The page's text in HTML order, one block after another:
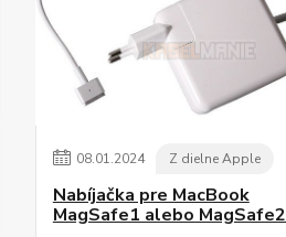
08.01.2024 Z dielne Apple
Nabíjačka pre MacBook
MagSafe1 alebo